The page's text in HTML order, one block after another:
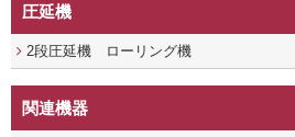
圧延機
2段圧延機 ローリング機
関連機器